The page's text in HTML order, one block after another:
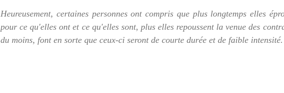
Heureusement, certaines personnes ont compris que plus longtemps elles
pour ce qu'elles ont et ce qu'elles sont, plus elles repoussent la venue des
du moins, font en sorte que ceux-ci seront de courte durée et de faible intensité.